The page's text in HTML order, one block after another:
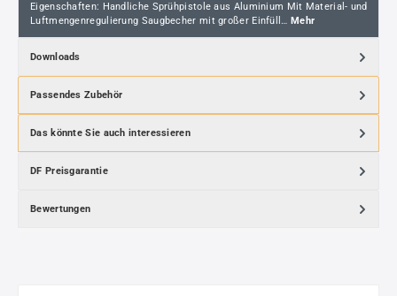
Eigenschaften: Handliche Sprühpistole aus Aluminium Mit Material- und
Luftmengenregulierung Saugbecher mit großer Einfüll… Mehr
Downloads
Passendes Zubehör
Das könnte Sie auch interessieren
DF Preisgarantie
Bewertungen